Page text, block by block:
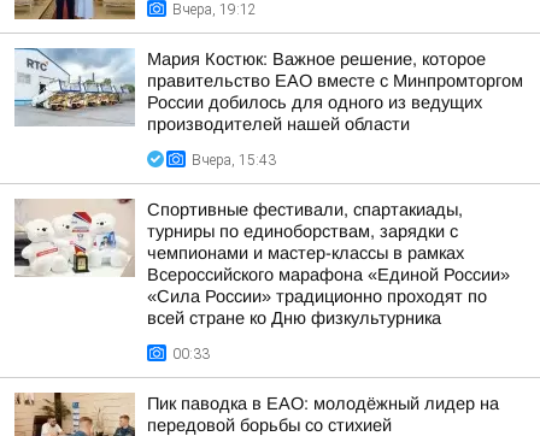
Вчера, 19:12
Мария Костюк: Важное решение, которое
правительство ЕАО вместе с Минпромторгом
России добилось для одного из ведущих
производителей нашей области
Вчера, 15:43
Спортивные фестивали, спартакиады,
турниры по единоборствам, зарядки с
чемпионами и мастер-классы в рамках
Всероссийского марафона «Единой России»
«Сила России» традиционно проходят по
всей стране ко Дню физкультурника
00:33
Пик паводка в ЕАО: молодёжный лидер на
передовой борьбы со стихией